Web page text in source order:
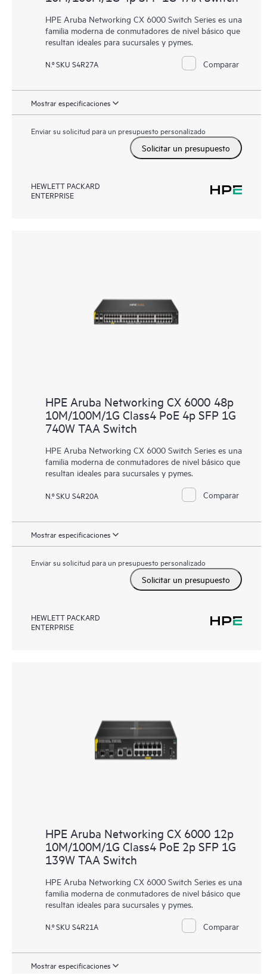
HPE Aruba Networking CX 6000 Switch Series es una
familia moderna de conmutadores de nivel básico que
resultan ideales para sucursales y pymes.
N.º SKU S4R27A Comparar
Mostrar especificaciones
Enviar su solicitud para un presupuesto personalizado
Solicitar un presupuesto
HEWLETT PACKARD
ENTERPRISE
HPE Aruba Networking CX 6000 48p
10M/100M/1G Class4 PoE 4p SFP 1G
740W TAA Switch
HPE Aruba Networking CX 6000 Switch Series es una
familia moderna de conmutadores de nivel básico que
resultan ideales para sucursales y pymes.
N.º SKU S4R20A Comparar
Mostrar especificaciones
Enviar su solicitud para un presupuesto personalizado
Solicitar un presupuesto
HEWLETT PACKARD
ENTERPRISE
HPE Aruba Networking CX 6000 12p
10M/100M/1G Class4 PoE 2p SFP 1G
139W TAA Switch
HPE Aruba Networking CX 6000 Switch Series es una
familia moderna de conmutadores de nivel básico que
resultan ideales para sucursales y pymes.
N.º SKU S4R21A Comparar
Mostrar especificaciones